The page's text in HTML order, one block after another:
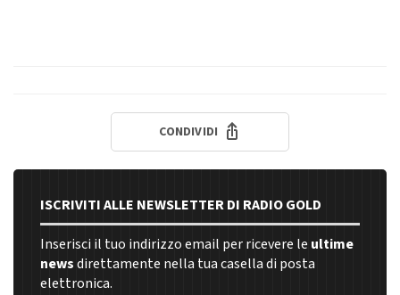
CONDIVIDI
ISCRIVITI ALLE NEWSLETTER DI RADIO GOLD
Inserisci il tuo indirizzo email per ricevere le ultime
newsdirettamente nella tua casella di posta
elettronica.